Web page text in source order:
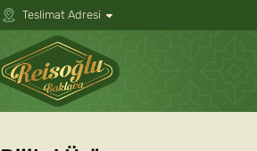
Teslimat Adresi